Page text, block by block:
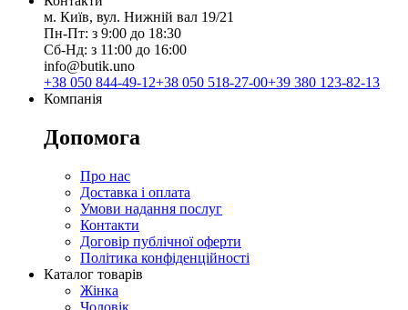
м. Київ, вул. Нижній вал 19/21
Пн-Пт: з 9:00 до 18:30
Сб-Нд: з 11:00 до 16:00
info@butik.uno
+38 050 844-49-12+38 050 518-27-00+39 380 123-82-13
Компанія
Допомога
Про нас
Доставка і оплата
Умови надання послуг
Контакти
Договір публічної оферти
Політика конфіденційності
Каталог товарів
Жінка
Чоловік